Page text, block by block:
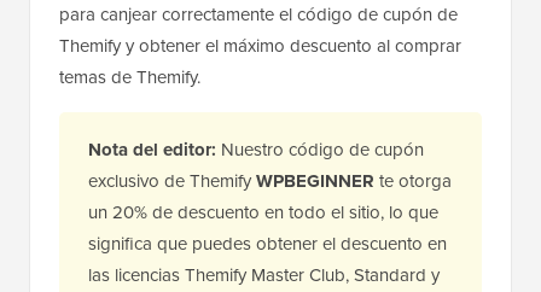
para canjear correctamente el código de cupón de
Themify y obtener el máximo descuento al comprar
temas de Themify.
Nota del editor: Nuestro código de cupón
exclusivo de ThemifyWPBEGINNER te otorga
un 20% de descuento en todo el sitio, lo que
significa que puedes obtener el descuento en
las licencias Themify Master Club, Standard y